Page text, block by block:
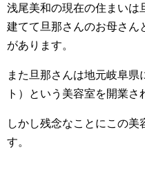
浅尾美和の現在の住まいは
建てて旦那さんのお母さん
があります。
また旦那さんは地元岐阜
ト）という美容室を開業さ
しかし残念なことにこの
す。